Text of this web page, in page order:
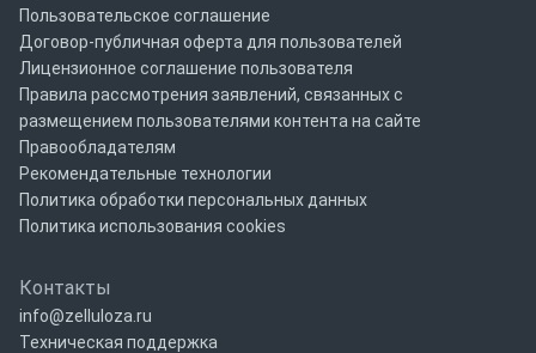
Пользовательское соглашение
Договор-публичная оферта для пользователей
Лицензионное соглашение пользователя
Правила рассмотрения заявлений, связанных с
размещением пользователями контента на сайте
Правообладателям
Рекомендательные технологии
Политика обработки персональных данных
Политика использования cookies
Контакты
info@zelluloza.ru
Техническая поддержка